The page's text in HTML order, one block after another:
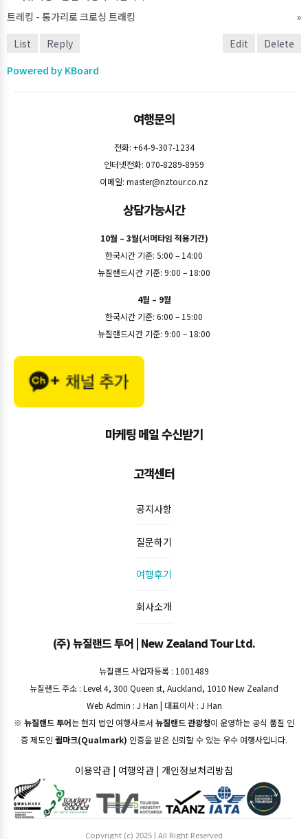
트레킹 - 통가리로 크로싱 트래킹
»
List
Reply Edit
Delete
Powered by KBoard
여행문의
전화: +64-9-307-1234
인터넷전화: 070-8289-8959
이메일: master@nztour.co.nz
상담가능시간
10월 – 3월(서머타임 적용기간)
한국시간 기준: 5:00 – 14:00
뉴질랜드시간 기준: 9:00 – 18:00
4월 – 9월
한국시간 기준: 6:00 – 15:00
뉴질랜드시간 기준: 9:00 – 18:00
마케팅 메일 수신받기
고객센터
공지사항
질문하기
여행후기
회사소개
(주) 뉴질랜드 투어 | New Zealand Tour Ltd.
뉴질랜드 사업자등록 : 1001489
뉴질랜드 주소 : Level 4, 300 Queen st, Auckland, 1010 New Zealand
Web Admin : J Han | 대표이사 : J Han
※ 뉴질랜드 투어는 현지 법인 여행사로서 뉴질랜드 관광청이 운영하는 공식 품질 인
증 제도인 퀼마크(Qualmark) 인증을 받은 신뢰할 수 있는 우수 여행사입니다.
이용약관 | 여행약관 | 개인정보처리방침
Copyright (c) 2025 | All Right Reserved